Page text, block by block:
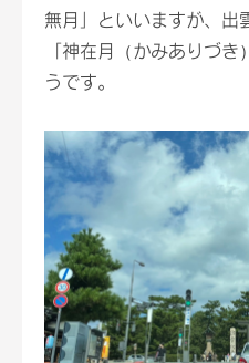
無月」といいますが、出
「神在月（かみありづ
うです。